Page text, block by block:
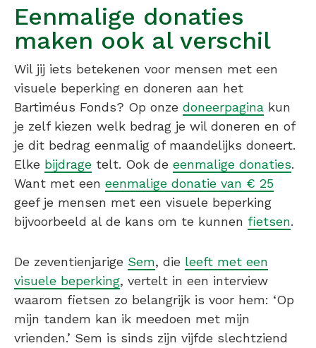
Eenmalige donaties
maken ook al verschil
Wil jij iets betekenen voor mensen met een
visuele beperking en doneren aan het
Bartiméus Fonds? Op onze doneerpagina kun
je zelf kiezen welk bedrag je wil doneren en of
je dit bedrag eenmalig of maandelijks doneert.
Elke bijdrage telt. Ook de eenmalige donaties.
Want met een eenmalige donatie van € 25
geef je mensen met een visuele beperking
bijvoorbeeld al de kans om te kunnen fietsen.
De zeventienjarige Sem, die leeft met een
visuele beperking, vertelt in een interview
waarom fietsen zo belangrijk is voor hem: ‘Op
mijn tandem kan ik meedoen met mijn
vrienden.’ Sem is sinds zijn vijfde slechtziend